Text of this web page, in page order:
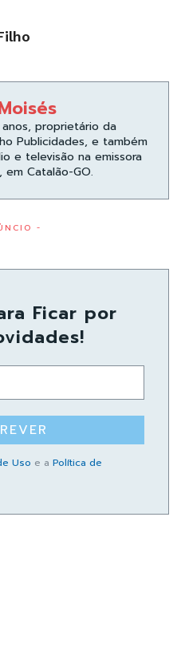
anos, proprietário da
Publicidades, e também
e televisão na emissora
em Catalão-GO.
-
Ficar por
Uso e a Política de